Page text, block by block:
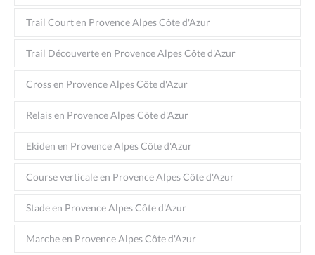
Trail Court en Provence Alpes Côte d'Azur
Trail Découverte en Provence Alpes Côte d'Azur
Cross en Provence Alpes Côte d'Azur
Relais en Provence Alpes Côte d'Azur
Ekiden en Provence Alpes Côte d'Azur
Course verticale en Provence Alpes Côte d'Azur
Stade en Provence Alpes Côte d'Azur
Marche en Provence Alpes Côte d'Azur